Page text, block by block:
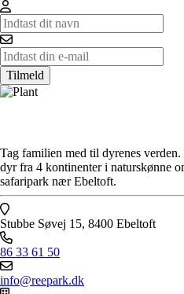
Tilmeld
Tag familien med til dyrenes
dyr fra 4 kontinenter i naturskønne
safaripark nær Ebeltoft.
Stubbe Søvej 15, 8400 Ebeltoft
86 33 61 50
info@reepark.dk